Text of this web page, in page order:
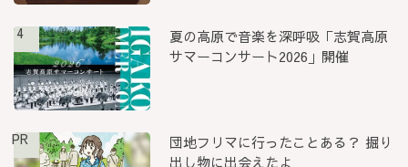
4
夏の高原で音楽を深呼吸「志賀高原
サマーコンサート2026」開催
PR
団地フリマに行ったことある？ 掘り
出し物に出会えたよ